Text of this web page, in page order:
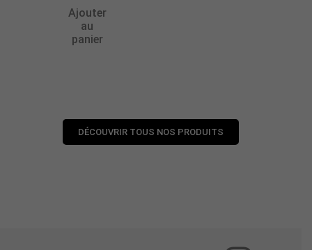
Ajouter
au
panier
DÉCOUVRIR TOUS NOS PRODUITS